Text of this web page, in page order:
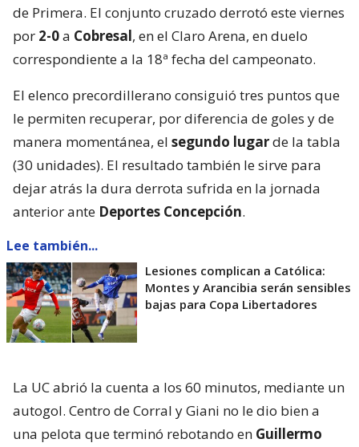
de Primera. El conjunto cruzado derrotó este viernes
por 2-0a Cobresal, en el Claro Arena, en duelo
correspondiente a la 18ª fecha del campeonato.
El elenco precordillerano consiguió tres puntos que
le permiten recuperar, por diferencia de goles y de
manera momentánea, el segundo lugarde la tabla
(30 unidades). El resultado también le sirve para
dejar atrás la dura derrota sufrida en la jornada
anterior ante Deportes Concepción.
Lee también...
Lesiones complican a Católica:
Montes y Arancibia serán sensibles
bajas para Copa Libertadores
La UC abrió la cuenta a los 60 minutos, mediante un
autogol. Centro de Corral y Giani no le dio bien a
una pelota que terminó rebotando en Guillermo